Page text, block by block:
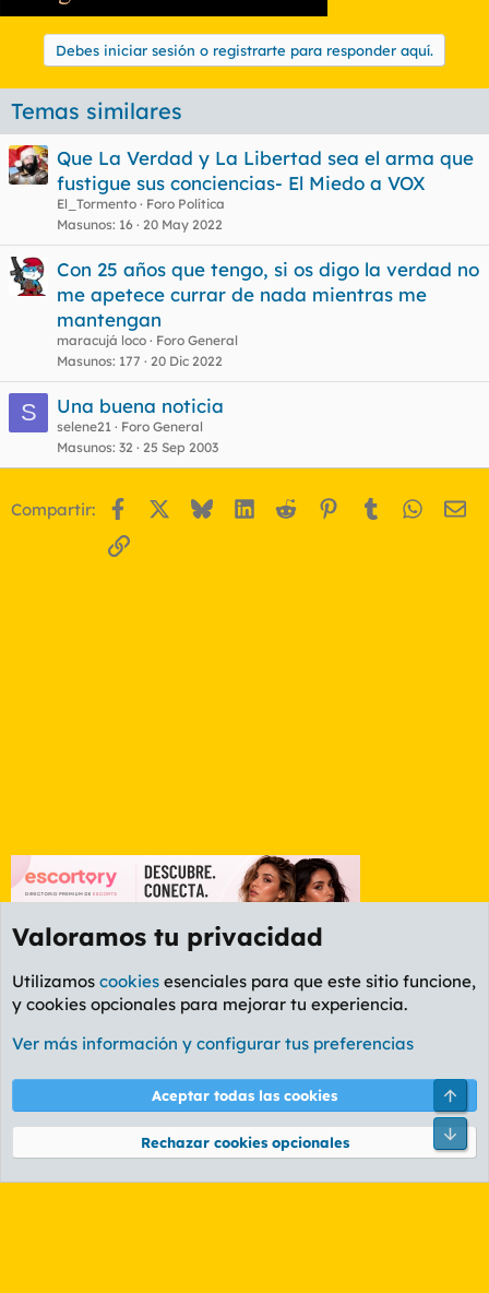
Debes iniciar sesión o registrarte para responder aquí.
Temas similares
Que La Verdad y La Libertad sea el arma que
fustigue sus conciencias- El Miedo a VOX
El_Tormento
Foro Política
Masunos 16 20 May 2022
Con 25 años que tengo, si os digo la verdad no
me apetece currar de nada mientras me
mantengan
maracujá loco
Foro General
Masunos 177 20 Dic 2022
S Una buena noticia
selene21
Foro General
Masunos 32 25 Sep 2003
Compartir: Facebook BlueskyLinkedIn
Reddit Pinterest
Tumblr
Enlace
Foro Política
Cookies
PL OLDSTYLE AMARILLO
Términos y reglas Política de privacidad Ayuda
Community platform by XenForo® © 2010-2026 XenForo Ltd.
Valoramos tu privacidad
Utilizamos cookies esenciales para que este sitio funcione,
y cookies opcionales para mejorar tu experiencia.
Ver más información y configurar tus preferencias
Aceptar todas las cookies
Rechazar cookies opcionales
Pie